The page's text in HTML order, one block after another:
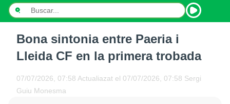
Bona sintonia entre Paeria i
Lleida CF en la primera trobada
07/07/2026, 07:58 Actualiazat el 07/07/2026, 07:58 Sergi
Guiu Monesma